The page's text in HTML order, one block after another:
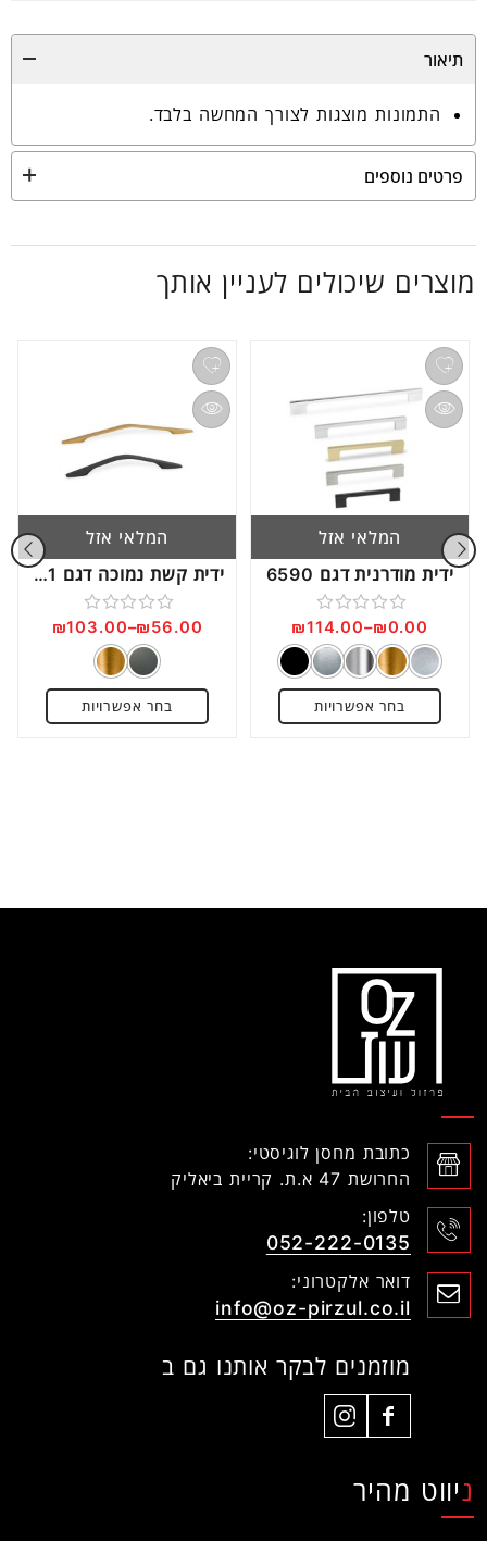
תיאור
התמונות מוצגות לצורך המחשה בלבד.
פרטים נוספים
מוצרים שיכולים לעניין אותך
המלאי אזל
ידית מודרנית דגם 6590
דורג
0
מתוך
5
₪0.00
–
₪114.00
בחר אפשרויות
המלאי אזל
ידית קשת נמוכה דגם 6811
דורג
מתוך
5
₪56.00
–
₪103.00
בחר אפשרויות
כתובת מחסן לוגיסטי:
החרושת 47 א.ת. קריית ביאליק
טלפון:
052-222-0135
דואר אלקטרוני:
info@oz-pirzul.co.il
מוזמנים לבקר אותנו גם ב
ניווט מהיר